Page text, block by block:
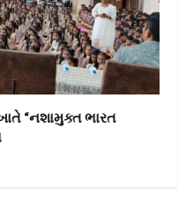
“નશામુક્ત ભારત